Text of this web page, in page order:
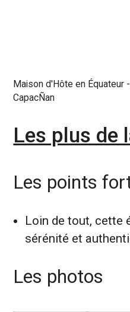
Maison d'Hôte en Équateur
CapacÑan
Les plus de
Les points
Loin de tout, cette
sérénité et
Les photos